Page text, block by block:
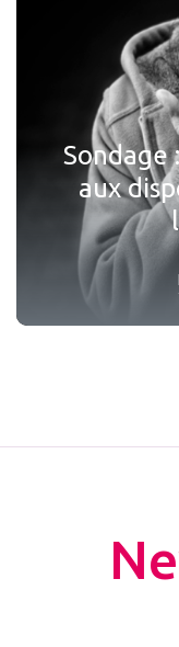
Sondage
aux